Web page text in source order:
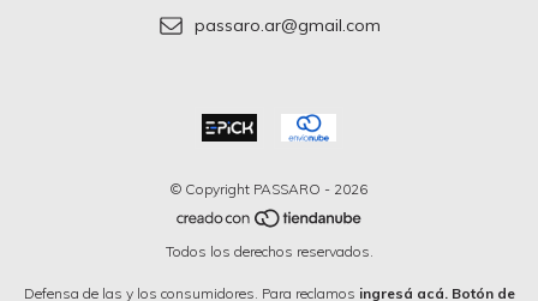
passaro.ar@gmail.com
© Copyright PASSARO - 2026
Todos los derechos reservados.
Defensa de las y los consumidores. Para reclamos ingresá acá. Botón de